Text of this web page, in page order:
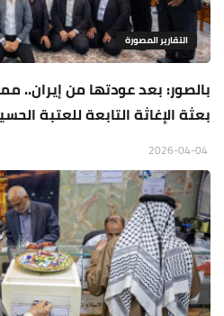
التقارير المصورة
بالصور: بعد عودتها من إيران..
بعثة الإغاثة التابعة للعتبة